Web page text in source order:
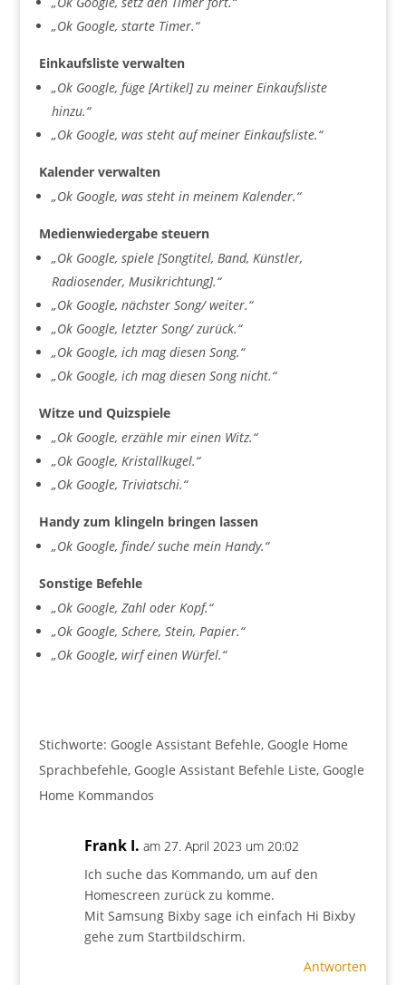
„Ok Google, starte Timer.“
Einkaufsliste verwalten
„Ok Google, füge [Artikel] zu meiner Einkaufsliste
hinzu.“
„Ok Google, was steht auf meiner Einkaufsliste.“
Kalender verwalten
„Ok Google, was steht in meinem Kalender.“
Medienwiedergabe steuern
„Ok Google, spiele [Songtitel, Band, Künstler,
Radiosender, Musikrichtung].“
„Ok Google, nächster Song/ weiter.“
„Ok Google, letzter Song/ zurück.“
„Ok Google, ich mag diesen Song.“
„Ok Google, ich mag diesen Song nicht.“
Witze und Quizspiele
„Ok Google, erzähle mir einen Witz.“
„Ok Google, Kristallkugel.“
„Ok Google, Triviatschi.“
Handy zum klingeln bringen lassen
„Ok Google, finde/ suche mein Handy.“
Sonstige Befehle
„Ok Google, Zahl oder Kopf.“
„Ok Google, Schere, Stein, Papier.“
„Ok Google, wirf einen Würfel.“
Stichworte: Google Assistant Befehle, Google Home
Sprachbefehle, Google Assistant Befehle Liste, Google
Home Kommandos
Frank I. am 27. April 2023 um 20:02
Ich suche das Kommando, um auf den
Homescreen zurück zu komme.
Mit Samsung Bixby sage ich einfach Hi Bixby
gehe zum Startbildschirm.
Antworten